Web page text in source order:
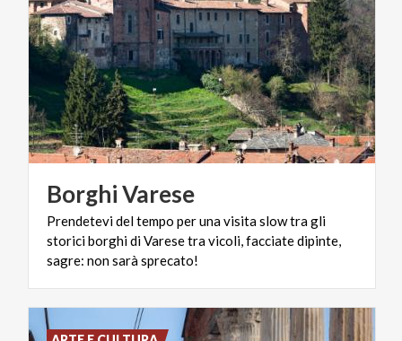
BorghiVarese
Prendetevi del tempo per una visita slow tra gli
storici borghi di Varese tra vicoli, facciate dipinte,
sagre: non sarà sprecato!